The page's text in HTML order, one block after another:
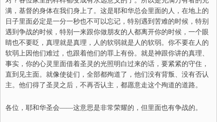
满，基督的身体在我们身上了。这是耶和华总会里面的人，在地上的
日子里面必定是一分一秒也不可以忘记，特别遇到苦难的时候，特别
遇到争战的时候，特别一来跟你做朋友的 人都离开你的时候，一个眼
睛也不要眨，真理就是真理，人的软弱就是人的软弱。你不要在人的
软弱上因他们难过，也跟着他们的罪上有份。就是神跟你讲的真理、
事实，你的心灵里面借着圣灵的光照明白过来的话，要紧紧的守住，
直到见主面。就像使徒们，全部都殉道了，他们没有背叛、 没有否认
主。他们得了圣灵之后，不再否认主，都愿意走这个殉道的道路。
各位，耶和华圣会——这意思是非常荣耀的，但里面也有争战的。